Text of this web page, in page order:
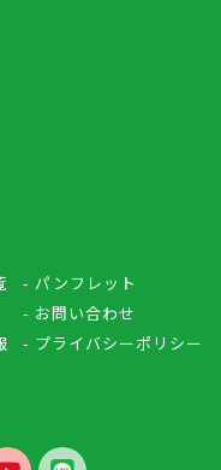
- パンフレット
- お問い合わせ
- プライバシーポリシー